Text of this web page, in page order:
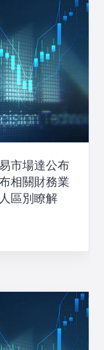
市場達公布
相關財務業
區別瞭解